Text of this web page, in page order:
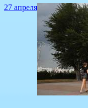
27 апреля